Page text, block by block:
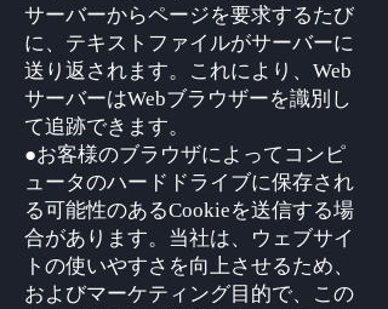
サーバーからページを要求するたび
に、テキストファイルがサーバーに
送り返されます。これにより、Web
サーバーはWebブラウザーを識別し
て追跡できます。
●お客様のブラウザによってコンピ
ュータのハードドライブに保存され
る可能性のあるCookieを送信する場
合があります。当社は、ウェブサイ
トの使いやすさを向上させるため、
およびマーケティング目的で、この